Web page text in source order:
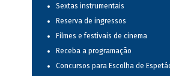
Sextas instrumentais
Reserva de ingressos
Filmes e festivais de cinema
Receba a programação
Concursos para Escolha de